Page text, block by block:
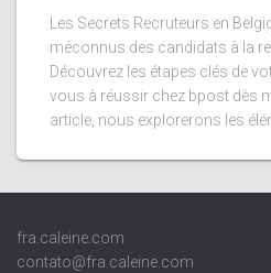
Les Secrets Recruteurs en
méconnus des candidats à la
Découvrez les étapes clés de
vous à réussir chez bpost dès
article, nous explorerons les
fra.caleine.com
contato@fra.caleine.com